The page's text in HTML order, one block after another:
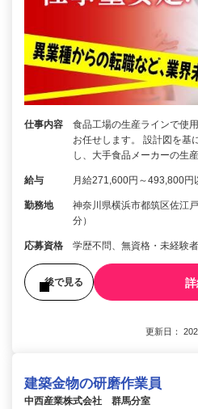
仕事内容
食品工場の生産ラインで使
お任せします。 設計図を基
し、大手食品メーカーの生
給与 月給271,600円～493,800円
勤務地
神奈川県横浜市都筑区佐江
分）
応募資格 学歴不問、無資格・未経験
後で見る
更新日：
建築金物の研磨作業員
中西産業株式会社 群馬分室